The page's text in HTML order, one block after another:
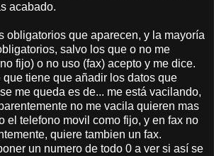
acabado.
obligatorios que aparecen, y la mayoría
salvo los que o no me
fijo) o no uso (fax) acepto y me dice.
que tiene que añadir los datos que
me queda es de... me está vacilando,
no me vacila quieren mas
el telefono movil como fijo, y en fax no
quiere tambien un fax.
un numero de todo 0 a ver si así se